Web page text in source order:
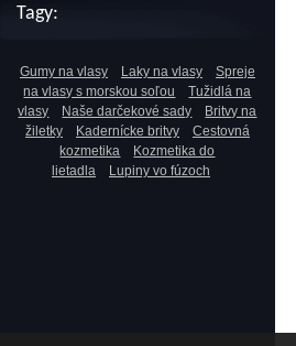
Tagy:
Gumy na vlasy Laky na vlasy
Spreje
na vlasy s morskou soľou
Tužidlá na
vlasy
Naše darčekové sady
Britvy na
žiletky
Kadernícke britvy
Cestovná
kozmetika
Kozmetika do
lietadla
Lupiny vo fúzoch